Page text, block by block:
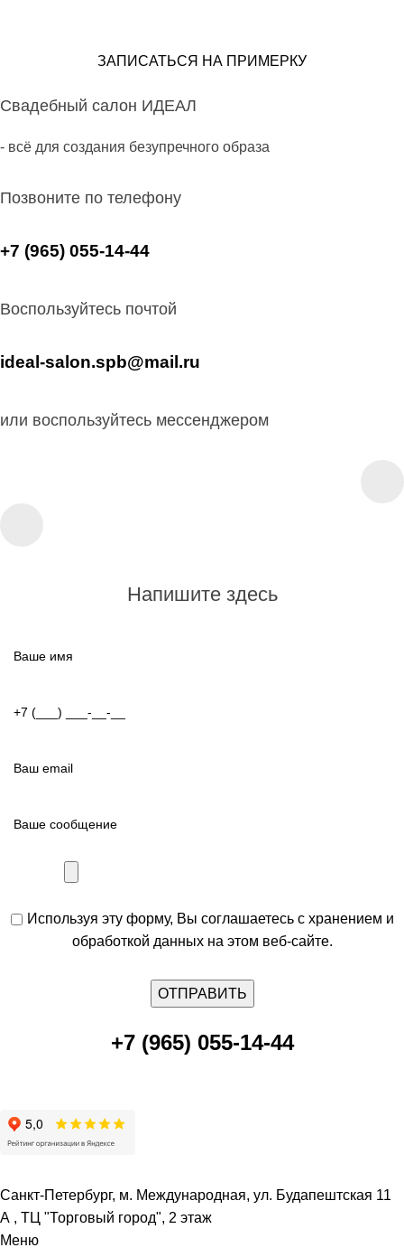
ЗАПИСАТЬСЯ НА ПРИМЕРКУ
Свадебный салон ИДЕАЛ
- всё для создания безупречного образа
Позвоните по телефону
+7 (965) 055-14-44
Воспользуйтесь почтой
ideal-salon.spb@mail.ru
или воспользуйтесь мессенджером
Напишите здесь
Используя эту форму, Вы соглашаетесь с хранением и
обработкой данных на этом веб-сайте.
+7 (965) 055-14-44
Санкт-Петербург, м. Международная, ул. Будапештская 11
А , ТЦ "Торговый город", 2 этаж
Меню